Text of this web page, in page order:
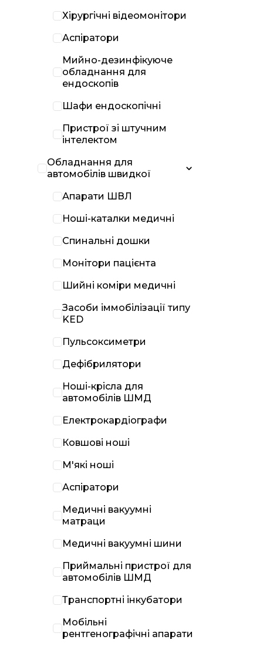
Хірургічні відеомонітори
Аспіратори
Мийно-дезинфікуюче
обладнання для
ендоскопів
Шафи ендоскопічні
Пристрої зі штучним
інтелектом
Обладнання для
автомобілів швидкої
Апарати ШВЛ
Ноші-каталки медичні
Спинальні дошки
Монітори пацієнта
Шийні коміри медичні
Засоби іммобілізації типу
KED
Пульсоксиметри
Дефібрилятори
Ноші-крісла для
автомобілів ШМД
Електрокардіографи
Ковшові ноші
М'які ноші
Аспіратори
Медичні вакуумні
матраци
Медичні вакуумні шини
Приймальні пристрої для
автомобілів ШМД
Транспортні інкубатори
Мобільні
рентгенографічні апарати